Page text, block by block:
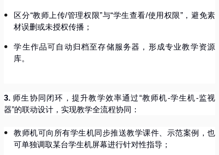
区分“教师上传/管理权限”与“学生查看/使用权限”，避免素
材误删或未授权传播；
学生作品可自动归档至存储服务器，形成专业教学资源
库。
3. 师生协同闭环，提升教学效率通过“教师机-学生机-监视
器”的联动设计，实现教学全流程协同：
教师机可向所有学生机同步推送教学课件、示范案例，也
可单独调取某台学生机屏幕进行针对性指导；